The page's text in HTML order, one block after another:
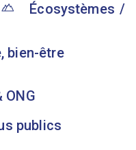
Écosystèmes /
bien-être
publics